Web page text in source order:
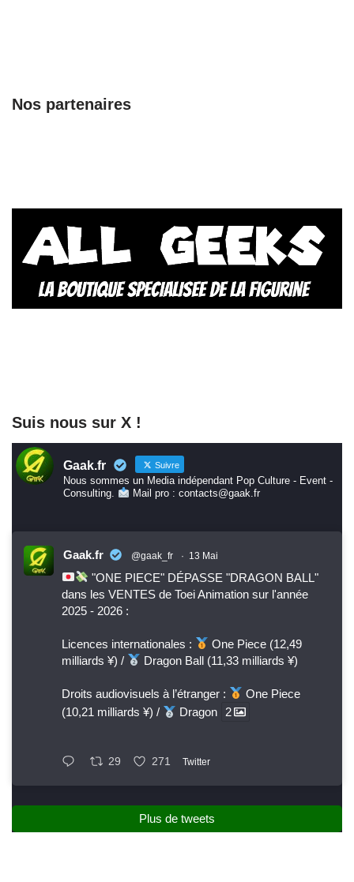
Nos partenaires
Suis nous sur X !
Gaak.fr Suivre
Nous sommes un Media indépendant Pop Culture - Event -
Consulting.
Mail pro : contacts@gaak.fr
Gaak.fr @gaak_fr · 13 Mai
"ONE PIECE" DÉPASSE "DRAGON BALL"
dans les VENTES de Toei Animation sur l'année
2025 - 2026 :
Licences internationales :
One Piece (12,49
milliards ¥) /
Dragon Ball (11,33 milliards ¥)
Droits audiovisuels à l’étranger :
One Piece
(10,21 milliards ¥) /
Dragon 2
29 271 Twitter
Plus de tweets